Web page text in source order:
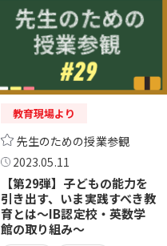
教育現場より
先生のための授業参観
2023.05.11
【第29弾】子どもの能力を
引き出す、いま実践すべき教
育とは～IB認定校・英数学
館の取り組み～